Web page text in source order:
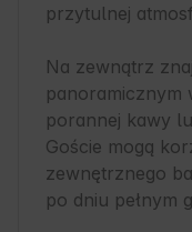
przytulnej
Na zewnątrz
panoramicznym
porannej kawy
Goście mogą
zewnętrznego
po dniu pełnym